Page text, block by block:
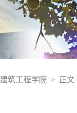
建筑工程学院 > 正文